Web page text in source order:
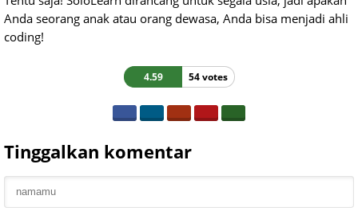
Anda seorang anak atau orang dewasa, Anda bisa menjadi ahli
coding!
4.59 54 votes
Tinggalkan komentar